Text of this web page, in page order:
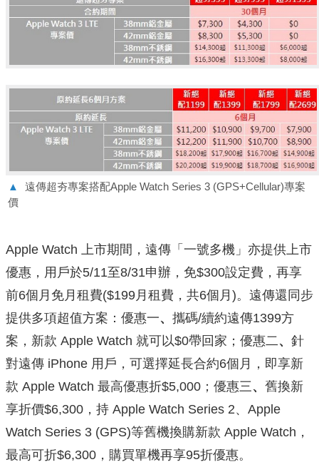
▲
遠傳超夯專案搭配Apple Watch Series 3 (GPS+Cellular)專案
價
Apple Watch 上市期間，遠傳「一號多機」亦提供上市
優惠，用戶於5/11至8/31申辦，免$300設定費，再享
前6個月免月租費($199月租費，共6個月)。遠傳還同步
提供多項超值方案：優惠一、 攜碼/續約遠傳1399方
案，新款 Apple Watch 就可以$0帶回家；優惠二、 針
對遠傳 iPhone 用戶，可選擇延長合約6個月，即享新
款 Apple Watch 最高優惠折$5,000；優惠三、 舊換新
享折價$6,300，持 Apple Watch Series 2、Apple
Watch Series 3 (GPS)等舊機換購新款 Apple Watch，
最高可折$6,300，購買單機再享95折優惠。